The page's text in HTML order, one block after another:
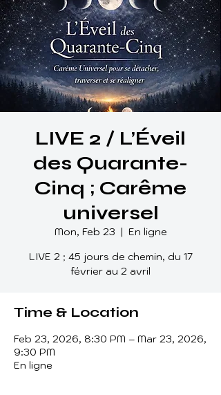
LIVE 2 / L’Éveil
des Quarante-
Cinq ; Carême
universel
Mon, Feb 23
  |
En ligne
LIVE 2 ; 45 jours de chemin, du 17
février au 2 avril
Time & Location
Feb 23, 2026, 8:30 PM – Mar 23, 2026,
9:30 PM
En ligne